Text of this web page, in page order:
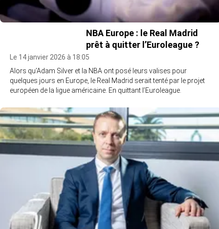
NBA Europe : le Real Madrid
prêt à quitter l’Euroleague ?
Le 14 janvier 2026 à 18:05
Alors qu’Adam Silver et la NBA ont posé leurs valises pour
quelques jours en Europe, le Real Madrid serait tenté par le projet
européen de la ligue américaine. En quittant l’Euroleague.